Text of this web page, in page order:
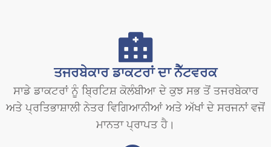
ਤਜਰਬੇਕਾਰ ਡਾਕਟਰਾਂ ਦਾ ਨੈੱਟਵਰਕ
ਸਾਡੇ ਡਾਕਟਰਾਂ ਨੂੰ ਬ੍ਰਿਟਿਸ਼ ਕੋਲੰਬੀਆ ਦੇ ਕੁਝ ਸਭ ਤੋਂ ਤਜਰਬੇਕਾਰ
ਅਤੇ ਪ੍ਰਤਿਭਾਸ਼ਾਲੀ ਨੇਤਰ ਵਿਗਿਆਨੀਆਂ ਅਤੇ ਅੱਖਾਂ ਦੇ ਸਰਜਨਾਂ ਵਜੋਂ
ਮਾਨਤਾ ਪ੍ਰਾਪਤ ਹੈ।